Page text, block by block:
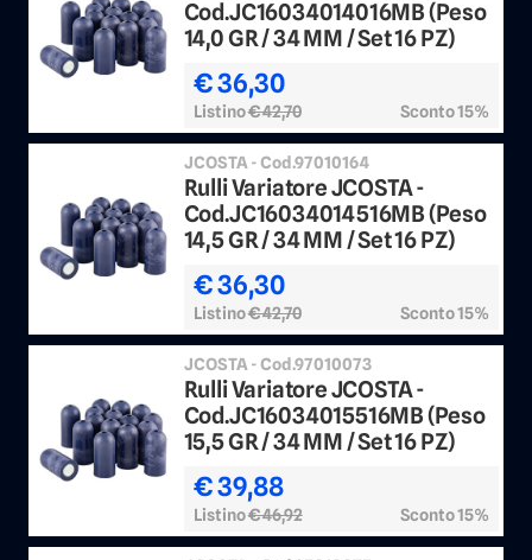
Cod.JC16034014016MB (Peso
14,0 GR / 34 MM / Set 16 PZ)
€ 36,30
Listino€ 42,70 Sconto 15%
JCOSTA - Cod.97010164
Rulli Variatore JCOSTA -
Cod.JC16034014516MB (Peso
14,5 GR / 34 MM / Set 16 PZ)
€ 36,30
Listino€ 42,70 Sconto 15%
JCOSTA - Cod.97010073
Rulli Variatore JCOSTA -
Cod.JC16034015516MB (Peso
15,5 GR / 34 MM / Set 16 PZ)
€ 39,88
Listino€ 46,92 Sconto 15%